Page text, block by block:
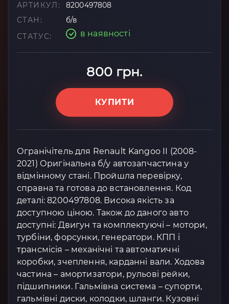
АРТИКУЛ:
8200497808
СТАН:
б/в
СТАТУС:
в наявності
800 грн.
КУПИТИ
Огранічітель для Renault Kangoo II (2008-
2021) Оригінальна б/у автозапчастина у
відмінному стані. Пройшла перевірку,
справна та готова до встановлення. Код
деталі: 8200497808. Висока якість за
доступною ціною. Також до даного авто
доступні: Двигун та комплектуючі – мотори,
турбіни, форсунки, генератори. КПП і
трансмісія – механічні та автоматичні
коробки, зчеплення, карданні вали. Ходова
частина – амортизатори, рульові рейки,
підшипники. Гальмівна система – супорти,
гальмівні диски, колодки, шланги. Кузовні